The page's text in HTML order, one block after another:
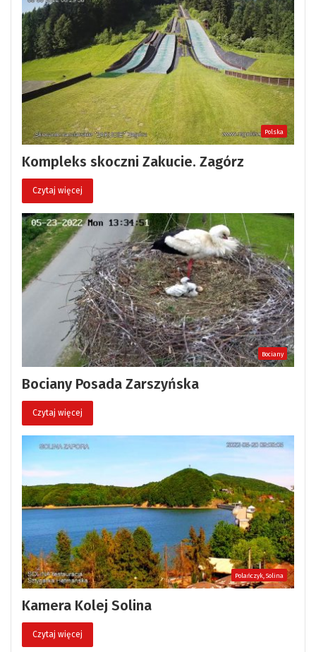
Polska
Kompleks skoczni Zakucie. Zagórz
Czytaj więcej
Bociany
Bociany Posada Zarszyńska
Czytaj więcej
Polańczyk, Solina
Kamera Kolej Solina
Czytaj więcej